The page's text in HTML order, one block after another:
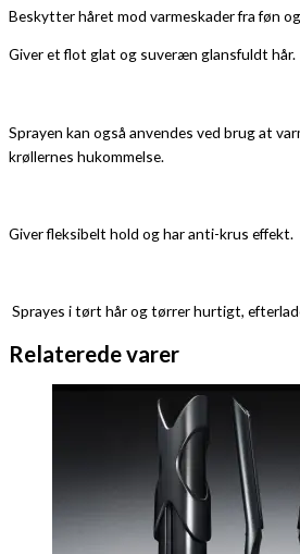
Beskytter håret mod varmeskader fra føn
Giver et flot glat og suveræn glansfuldt hår.
Sprayen kan også anvendes ved brug at
krøllernes hukommelse.
Giver fleksibelt hold og har anti-krus effekt.
Sprayes i tørt hår og tørrer hurtigt,
Relaterede varer